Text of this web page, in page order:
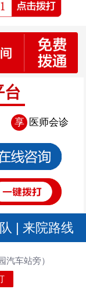
台
享 医师会诊
| 来院路线
汽车站旁）